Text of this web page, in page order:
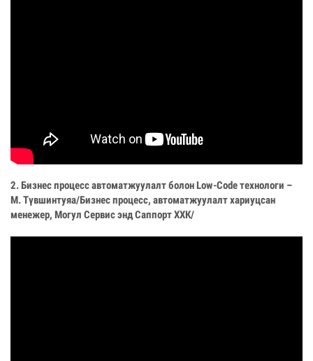
2. Бизнес процесс автоматжуулалт болон Low-Code технологи –
М. Түвшинтуяа/Бизнес процесс, автоматжуулалт хариуцсан
менежер, Могул Сервис энд Саппорт ХХК/